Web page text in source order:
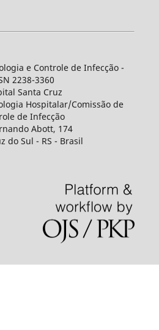
e Controle de Infecção -
2238-3360
Santa Cruz
Hospitalar/Comissão de
de Infecção
Abott, 174
do Sul - RS - Brasil